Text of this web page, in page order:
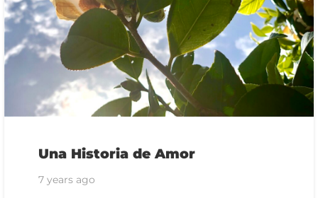
Una Historia de Amor
7 years ago